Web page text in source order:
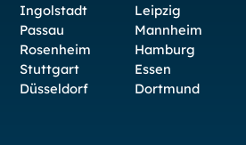
Ingolstadt
Passau
Rosenheim
Stuttgart
Düsseldorf
Leipzig
Mannheim
Hamburg
Essen
Dortmund